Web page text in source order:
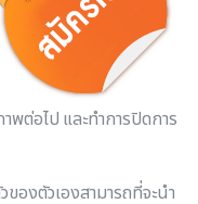
ต่อไป และทำการปิดการ
องตัวเองสามารถที่จะนำ